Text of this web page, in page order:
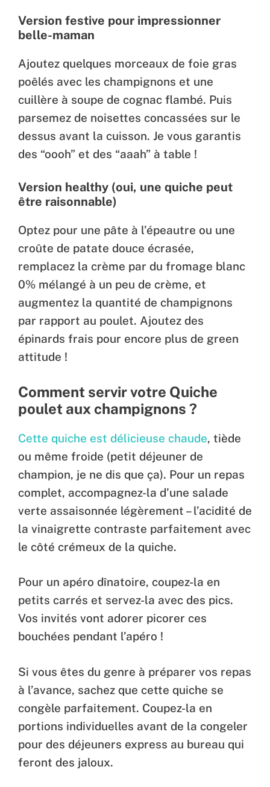
Version festive pour impressionner
belle-maman
Ajoutez quelques morceaux de foie gras
poêlés avec les champignons et une
cuillère à soupe de cognac flambé. Puis
parsemez de noisettes concassées sur le
dessus avant la cuisson. Je vous garantis
des “oooh” et des “aaah” à table !
Version healthy (oui, une quiche peut
être raisonnable)
Optez pour une pâte à l’épeautre ou une
croûte de patate douce écrasée,
remplacez la crème par du fromage blanc
0% mélangé à un peu de crème, et
augmentez la quantité de champignons
par rapport au poulet. Ajoutez des
épinards frais pour encore plus de green
attitude !
Comment servir votre Quiche
poulet aux champignons ?
Cette quiche est délicieuse chaude, tiède
ou même froide (petit déjeuner de
champion, je ne dis que ça). Pour un repas
complet, accompagnez-la d’une salade
verte assaisonnée légèrement – l’acidité de
la vinaigrette contraste parfaitement avec
le côté crémeux de la quiche.
Pour un apéro dînatoire, coupez-la en
petits carrés et servez-la avec des pics.
Vos invités vont adorer picorer ces
bouchées pendant l’apéro !
Si vous êtes du genre à préparer vos repas
à l’avance, sachez que cette quiche se
congèle parfaitement. Coupez-la en
portions individuelles avant de la congeler
pour des déjeuners express au bureau qui
feront des jaloux.